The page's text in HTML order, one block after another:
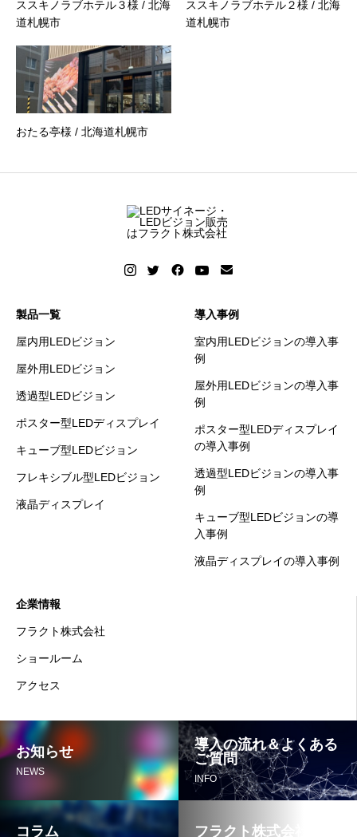
ススキノラブホテル３様 / 北海
道札幌市
ススキノラブホテル２様 / 北海
道札幌市
おたる亭様 / 北海道札幌市
製品一覧
屋内用LEDビジョン
屋外用LEDビジョン
透過型LEDビジョン
ポスター型LEDディスプレイ
キューブ型LEDビジョン
フレキシブル型LEDビジョン
液晶ディスプレイ
導入事例
室内用LEDビジョンの導入事
例
屋外用LEDビジョンの導入事
例
ポスター型LEDディスプレイ
の導入事例
透過型LEDビジョンの導入事
例
キューブ型LEDビジョンの導
入事例
液晶ディスプレイの導入事例
企業情報
フラクト株式会社
ショールーム
アクセス
お知らせ
NEWS
導入の流れ＆よくある
ご質問
INFO
コラム フラクト株式会社